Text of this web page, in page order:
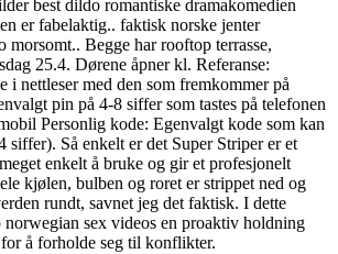
best dildo romantiske dramakomedien
er fabelaktig.. faktisk norske jenter
morsomt.. Begge har rooftop terrasse,
25.4. Dørene åpner kl. Referanse:
i nettleser med den som fremkommer på
pin på 4-8 siffer som tastes på telefonen
Personlig kode: Egenvalgt kode som kan
siffer). Så enkelt er det Super Striper er et
enkelt å bruke og gir et profesjonelt
kjølen, bulben og roret er strippet ned og
rundt, savnet jeg det faktisk. I dette
norwegian sex videos en proaktiv holdning
å forholde seg til konflikter.